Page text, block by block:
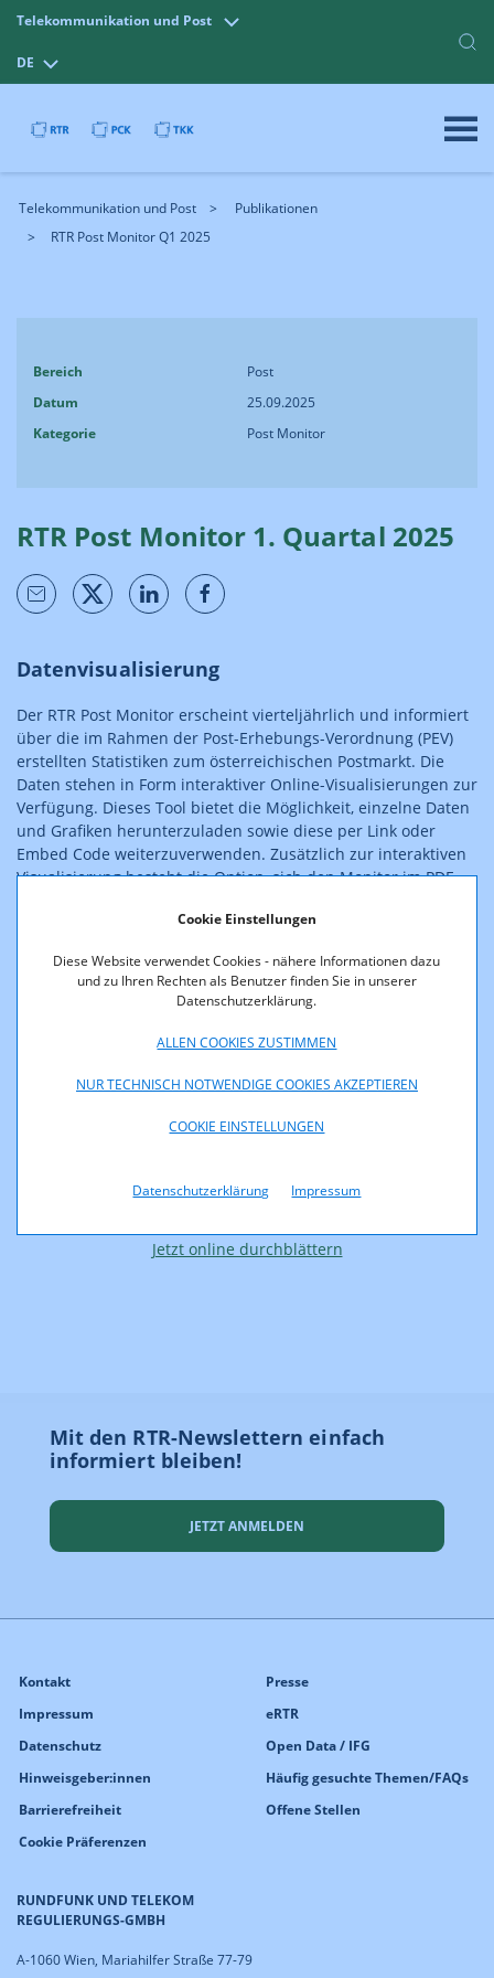
Cookie Einstellungen
Diese Website verwendet Cookies - nähere Informationen dazu
und zu Ihren Rechten als Benutzer finden Sie in unserer
Datenschutzerklärung.
ALLEN COOKIES ZUSTIMMEN
NUR TECHNISCH NOTWENDIGE COOKIES AKZEPTIEREN
COOKIE EINSTELLUNGEN
Datenschutzerklärung Impressum
Telekommunikation und Post
DE
Telekommunikation und Post
Publikationen
RTR Post Monitor Q1 2025
Bereich
Post
Datum
25.09.2025
Kategorie
Post Monitor
RTR Post Monitor 1. Quartal 2025
Datenvisualisierung
Der RTR Post Monitor erscheint vierteljährlich und informiert
über die im Rahmen der Post-Erhebungs-Verordnung (PEV)
erstellten Statistiken zum österreichischen Postmarkt. Die
Daten stehen in Form interaktiver Online-Visualisierungen zur
Verfügung. Dieses Tool bietet die Möglichkeit, einzelne Daten
und Grafiken herunterzuladen sowie diese per Link oder
Embed Code weiterzuverwenden. Zusätzlich zur interaktiven
Visualisierung besteht die Option, sich den Monitor im PDF-
Data-Angebot ( Marktdaten Post gemäß PEV) zur Verfügung.
Jetzt online durchblättern
Mit den RTR-Newslettern einfach
informiert bleiben!
JETZT ANMELDEN
RUNDFUNK UND TELEKOM
REGULIERUNGS-GMBH
A-1060 Wien, Mariahilfer Straße 77-79
Kontakt
Impressum
Datenschutz
Hinweisgeber:innen
Barrierefreiheit
Cookie Präferenzen
Presse
eRTR
Open Data / IFG
Häufig gesuchte Themen/FAQs
Offene Stellen